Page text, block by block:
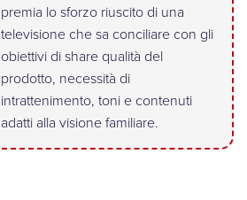
premia lo sforzo riuscito di una
televisione che sa conciliare con gli
obiettivi di share qualità del
prodotto, necessità di
intrattenimento, toni e contenuti
adatti alla visione familiare.